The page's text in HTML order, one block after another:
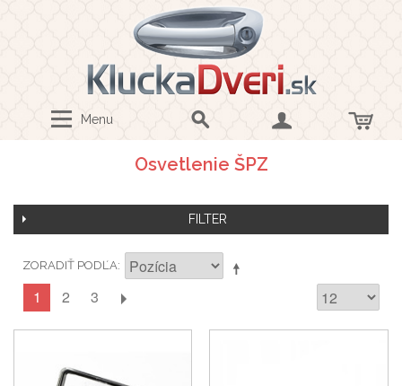
Menu
Osvetlenie ŠPZ
FILTER
ZORADIŤ PODĽA
1 2 3